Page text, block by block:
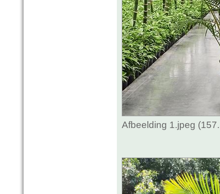
Afbeelding 1.jpeg